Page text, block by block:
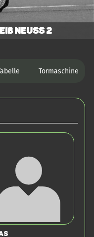
Neuss 2
Tormaschine